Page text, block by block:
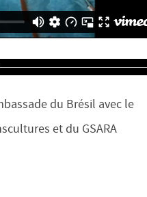
et du GSARA